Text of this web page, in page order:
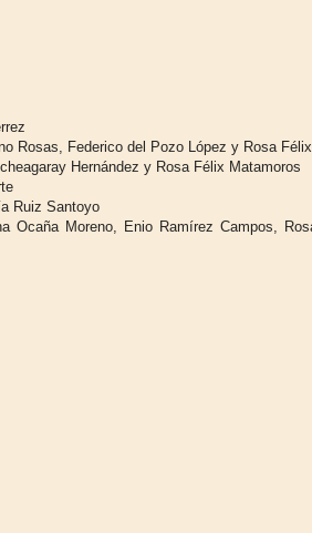
Rosas, Federico del Pozo López y Rosa
Hernández y Rosa Félix Matamoros
Ruiz Santoyo
Ocaña Moreno, Enio Ramírez Campos,